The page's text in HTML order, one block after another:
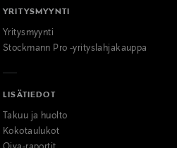
YRITYSMYYNTI
Yritysmyynti
Stockmann Pro -yrityslahjakauppa
LISÄTIEDOT
Takuu ja huolto
Kokotaulukot